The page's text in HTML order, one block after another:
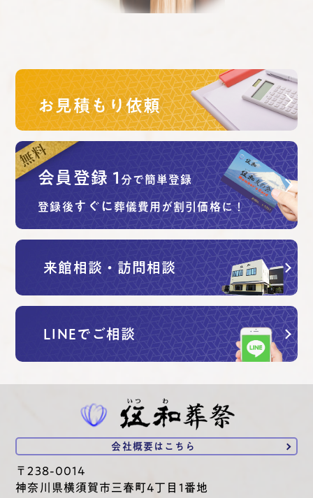
お見積もり依頼
会員登録 1 分で簡単登録
登録後すぐに 葬儀費用が割引価格に！
来館相談・訪問相談
LINEでご相談
会社概要は こちら
〒238-0014
神奈川県横須賀市三春町4丁目1番地